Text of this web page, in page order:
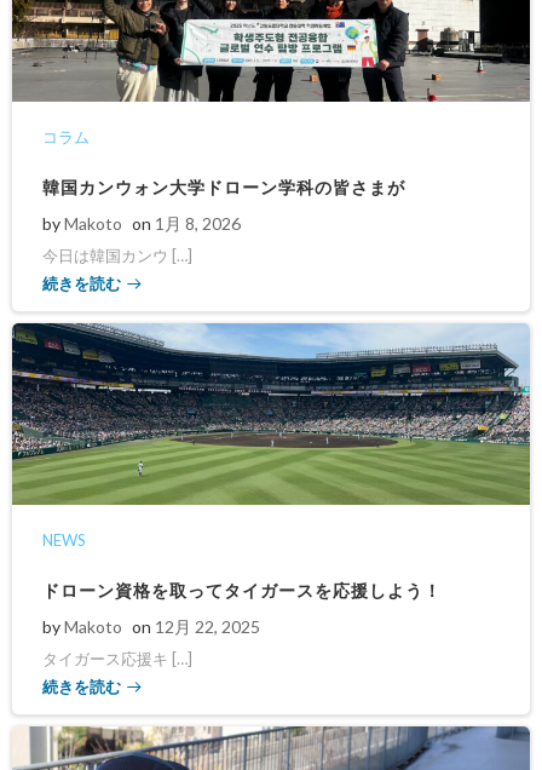
コラム
韓国カンウォン大学ドローン学科の皆さまが
byMakoto on 1月 8, 2026
今日は韓国カンウ […]
続きを読む
NEWS
ドローン資格を取ってタイガースを応援しよう！
byMakoto on 12月 22, 2025
タイガース応援キ […]
続きを読む